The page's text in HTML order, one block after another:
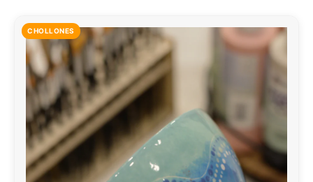
CHOLLONES